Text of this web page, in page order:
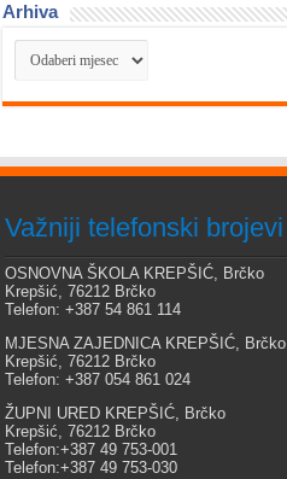
Arhiva
Arhiva
Važniji telefonski brojevi
OSNOVNA ŠKOLA KREPŠIĆ, Brčko
Krepšić, 76212 Brčko
Telefon: +387 54 861 114
MJESNA ZAJEDNICA KREPŠIĆ, Brčko
Krepšić, 76212 Brčko
Telefon: +387 054 861 024
ŽUPNI URED KREPŠIĆ, Brčko
Krepšić, 76212 Brčko
Telefon:+387 49 753-001
Telefon:+387 49 753-030